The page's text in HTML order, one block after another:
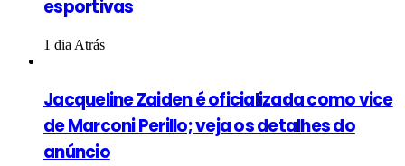
esportivas
1 dia Atrás
Jacqueline Zaiden é oficializada como vice
de Marconi Perillo; veja os detalhes do
anúncio